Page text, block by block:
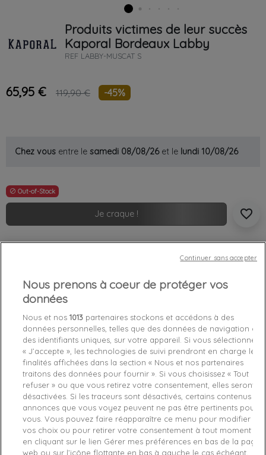
Produits victimes de leur succès
Kaporal Bordeaux Labby
REF LABBY-MUSCAT S
65,95 € 119,90 € -45%
Chez vous entre le samedi 08/08/26et le lundi 10/08/26
 Out-of-Stock
Je craque ! favorite_border
Détails du produit Avis Vérifiés(1) Fabriquant
Référence LABBY-MUSCAT S
Fiche technique
Couleur Bordeaux
Matière Synthétique
Nous prenons à coeur de protéger vos
données
Nous et nos1013 partenaires stockons et accédons à des
données personnelles, telles que des données de navigation ou
des identifiants uniques, sur votre appareil. Si vous sélectionnez
« J’accepte », les technologies de suivi prendront en charge les
finalités affichées dans la section « Nous et nos partenaires
traitons des données pour fournir ». Si vous choisissez « Tout
refuser » ou que vous retirez votre consentement, elles seront
désactivées. Si les traceurs sont désactivés, certains contenus et
annonces que vous voyez peuvent ne pas être pertinents pour
vous. Vous pouvez faire réapparaître ce menu pour modifier
vos choix ou pour retirer votre consentement à tout moment
en cliquant sur le lien Gérer mes préférences en bas de la page
web ou sur l’icône flottante en bas à gauche le cas échéant.
Continuer sans accepter